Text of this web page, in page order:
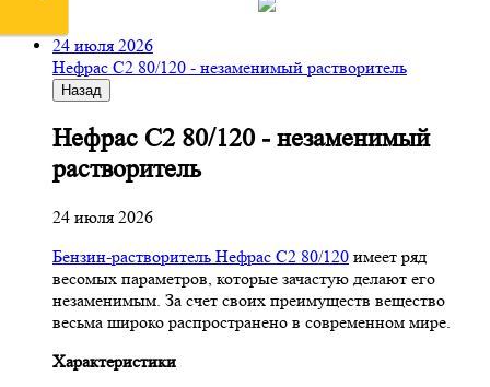
24 июля 2026
Нефрас С2 80/120 - незаменимый растворитель
Назад
Нефрас С2 80/120 - незаменимый
растворитель
24 июля 2026
Бензин-растворитель Нефрас С2 80/120 имеет ряд
весомых параметров, которые зачастую делают его
незаменимым. За счет своих преимуществ вещество
весьма широко распространено в современном мире.
Характеристики